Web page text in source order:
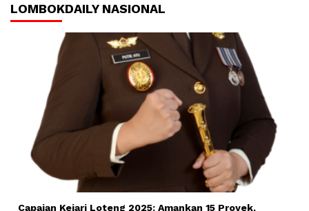
LOMBOKDAILY NASIONAL
Capaian Kejari Loteng 2025: Amankan 15 Proyek,